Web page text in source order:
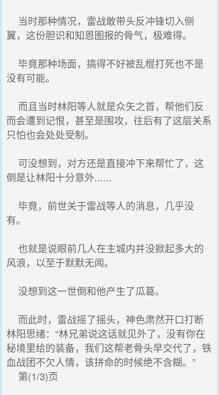
当时那种情况，雷战敢带头反冲锋切入侧
翼，这份胆识和知恩图报的骨气，极难得。
毕竟那种场面，搞得不好被乱棍打死也不是
没有可能。
而且当时林阳等人就是众矢之首，帮他们反
而会遭到记恨，甚至是围攻，往后有了这层关系
只怕也会处处受制。
可没想到，对方还是直接冲下来帮忙了，这
倒是让林阳十分意外......
毕竟，前世关于雷战等人的消息，几乎没
有。
也就是说眼前几人在主城内并没掀起多大的
风浪，以至于默默无闻。
没想到这一世倒和他产生了瓜葛。
而此时，雷战摇了摇头，神色肃然开口打断
林阳思绪：“林兄弟说这话就见外了，没有你在
秘境里给的装备，我们这帮老骨头早交代了，铁
血战团不欠人情，该拼命的时候绝不含糊。”
第(1/3)页